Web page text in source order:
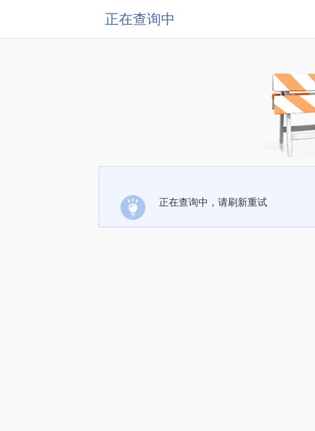
正在查询中
正在查询中，请刷新重试